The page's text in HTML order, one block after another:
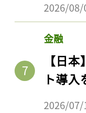
2026/08/
金融
【日
ト導
2026/07/